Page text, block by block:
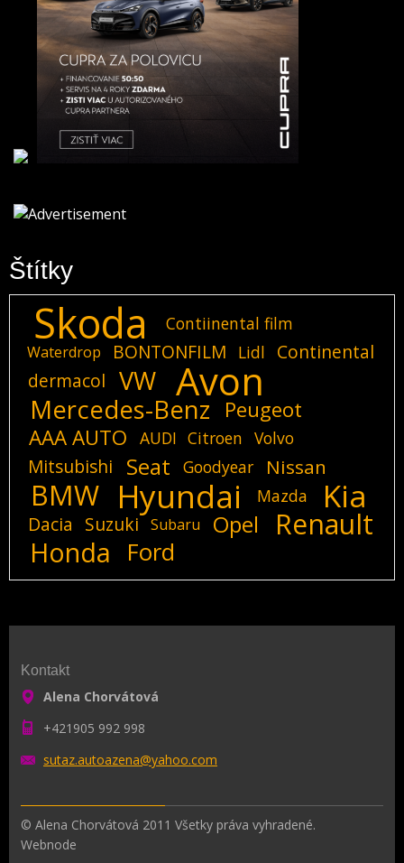
Štítky
Skoda Contiinental film
Waterdrop BONTONFILM Lidl
Continental
dermacol
VW Avon
Mercedes-Benz
Peugeot
AAA AUTO
AUDI Citroen Volvo
Mitsubishi Seat Goodyear Nissan
BMW Hyundai Mazda Kia
Dacia Suzuki Subaru Opel Renault
Honda Ford
Kontakt
Alena Chorvátová
+421905 992 998
sutaz.autoazena@yahoo.com
© Alena Chorvátová 2011 Všetky práva vyhradené.
Webnode